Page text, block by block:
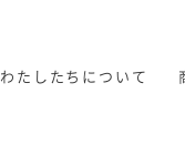
わたしたちについて